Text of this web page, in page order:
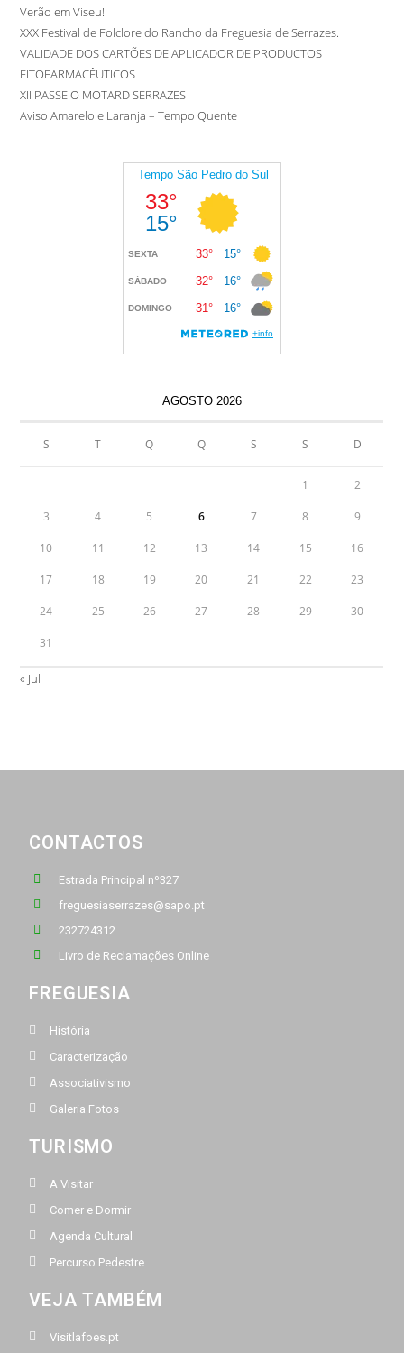
Verão em Viseu!
XXX Festival de Folclore do Rancho da Freguesia de Serrazes.
VALIDADE DOS CARTÕES DE APLICADOR DE PRODUCTOS
FITOFARMACÊUTICOS
XII PASSEIO MOTARD SERRAZES
Aviso Amarelo e Laranja – Tempo Quente
AGOSTO 2026
S T Q Q S S D
1 2
3 4 5 6 7 8 9
10 11 12 13 14 15 16
17 18 19 20 21 22 23
24 25 26 27 28 29 30
31
« Jul
CONTACTOS
Estrada Principal nº327
freguesiaserrazes@sapo.pt
232724312
Livro de Reclamações Online
FREGUESIA
História
Caracterização
Associativismo
Galeria Fotos
TURISMO
A Visitar
Comer e Dormir
Agenda Cultural
Percurso Pedestre
VEJA TAMBÉM
Visitlafoes.pt